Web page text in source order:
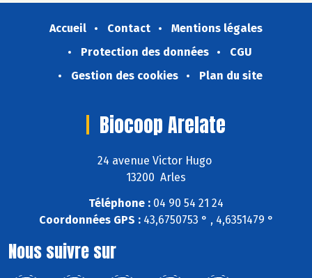
Accueil Contact
Mentions légales
Protection des données
CGU
Gestion des cookies
Plan du site
Biocoop Arelate
24 avenue Victor Hugo
13200 Arles
Téléphone : 04 90 54 21 24
Coordonnées GPS :43,6750753 ° , 4,6351479 °
Nous suivre sur